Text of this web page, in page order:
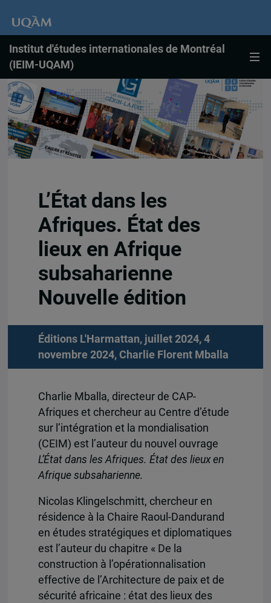
Institut d'études internationales de Montréal
(IEIM-UQAM)
L’État dans les
Afriques. État des
lieux en Afrique
subsaharienne
Nouvelle édition
Éditions L'Harmattan, juillet 2024, 4
novembre 2024, Charlie Florent Mballa
Charlie Mballa, directeur de CAP-
Afriques et chercheur au Centre d’étude
sur l’intégration et la mondialisation
(CEIM) est l’auteur du nouvel ouvrage
L’État dans les Afriques. État des lieux en
Afrique subsaharienne.
Nicolas Klingelschmitt, chercheur en
résidence à la Chaire Raoul-Dandurand
en études stratégiques et diplomatiques
est l’auteur du chapitre « De la
construction à l’opérationnalisation
effective de l’Architecture de paix et de
sécurité africaine : état des lieux des